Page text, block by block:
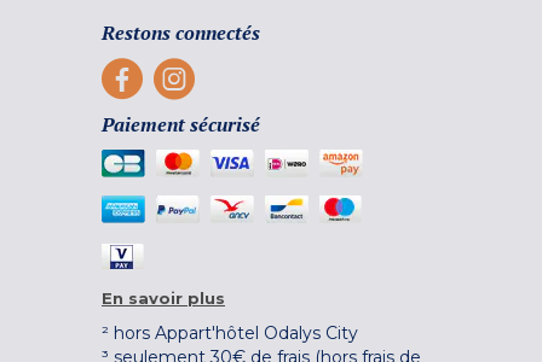
Restons connectés
Paiement sécurisé
En savoir plus
² hors Appart'hôtel Odalys City